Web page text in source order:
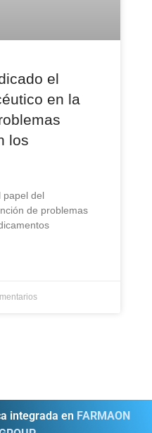
el
en la
los
papel del
de problemas
integrada en FARMAON